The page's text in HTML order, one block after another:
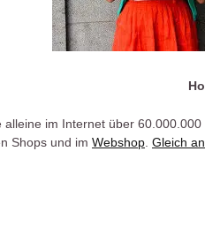
im Internet über
Shops und im Webshop Gleich